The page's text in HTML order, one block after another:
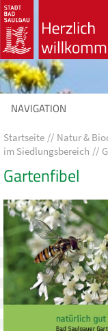
NAVIGATION
Startseite Natur &
im Siedlungsbereich
Gartenfibel